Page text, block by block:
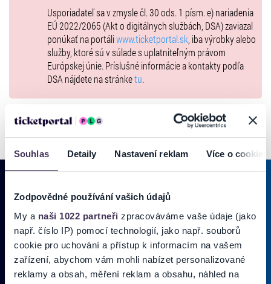
Souhlas Detaily Nastavení reklam Více o cookies
Zodpovědné používání vašich údajů
My a naši 1022 partneři zpracováváme vaše údaje (jako
např. číslo IP) pomocí technologií, jako např. souborů
cookie pro uchování a přístup k informacím na vašem
zařízení, abychom vám mohli nabízet personalizované
reklamy a obsah, měření reklam a obsahu, náhled na
Usporiadateľ sa v zmysle čl. 30 ods. 1 písm. e) nariadenia
EÚ 2022/2065 (Akt o digitálnych službách, DSA) zaviazal
ponúkať na portáliwww.ticketportal.sk, iba výrobky alebo
služby, ktoré sú v súlade s uplatniteľným právom
Európskej únie. Príslušné informácie a kontakty podľa
DSA nájdete na stránketu.
PRIHLÁSIŤ SA KODBERU NOVINIEK
Pridajte sa do zoznamu odberateľov a doručte si najnovšie špeciálne
ponuky priamo do doručenej pošty.